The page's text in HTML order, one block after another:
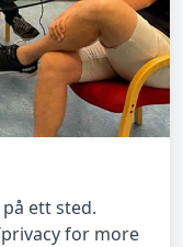
ett sted.
for more